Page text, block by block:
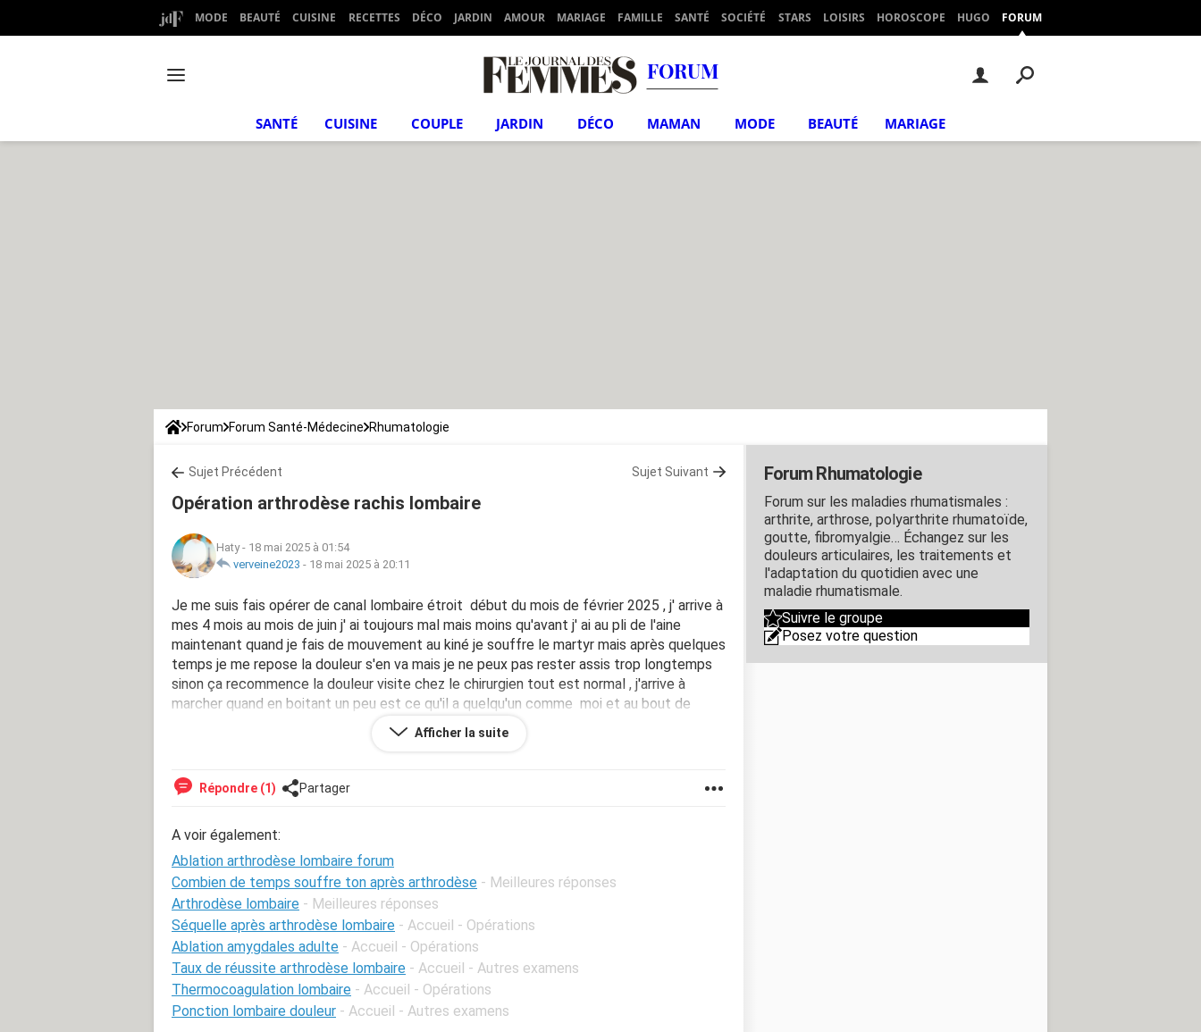
MODE BEAUTÉ CUISINE RECETTES DÉCO JARDIN AMOUR MARIAGE FAMILLE SANTÉ SOCIÉTÉ STARS LOISIRS HOROSCOPE HUGO FORUM
FORUM
SANTÉ CUISINE COUPLE JARDIN DÉCO MAMAN MODE BEAUTÉ MARIAGE
Forum Forum Santé-Médecine Rhumatologie
Sujet Précédent Sujet Suivant
Opération arthrodèse rachis lombaire
Haty- 18 mai 2025 à 01:54
verveine2023 - 18 mai 2025 à 20:11
Je me suis fais opérer de canal lombaire étroit début du mois de février 2025 , j' arrive à
mes 4 mois au mois de juin j' ai toujours mal mais moins qu'avant j' ai au pli de l'aine
maintenant quand je fais de mouvement au kiné je souffre le martyr mais après quelques
temps je me repose la douleur s'en va mais je ne peux pas rester assis trop longtemps
sinon ça recommence la douleur visite chez le chirurgien tout est normal , j'arrive à
marcher quand en boitant un peu est ce qu'il a quelqu'un comme moi et au bout de
Afficher la suite
Répondre (1) Partager
A voir également:
Ablation arthrodèse lombaire forum
Combien de temps souffre ton après arthrodèse - Meilleures réponses
Arthrodèse lombaire - Meilleures réponses
Séquelle après arthrodèse lombaire - Accueil - Opérations
Ablation amygdales adulte - Accueil - Opérations
Taux de réussite arthrodèse lombaire - Accueil - Autres examens
Thermocoagulation lombaire - Accueil - Opérations
Ponction lombaire douleur - Accueil - Autres examens
Forum Rhumatologie
Forum sur les maladies rhumatismales :
arthrite, arthrose, polyarthrite rhumatoïde,
goutte, fibromyalgie… Échangez sur les
douleurs articulaires, les traitements et
l'adaptation du quotidien avec une
maladie rhumatismale.
Suivre le groupe
Posez votre question